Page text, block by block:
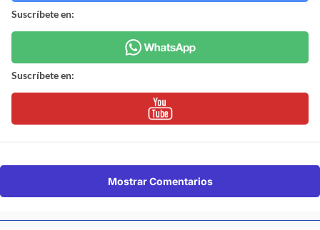
Suscríbete en:
Suscríbete en:
Mostrar Comentarios